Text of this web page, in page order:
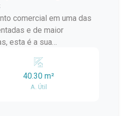
comercial em uma das
e de maior
esta é a sua
esta loja oferece o
o seu negócio.
40.30 m²
A. Útil